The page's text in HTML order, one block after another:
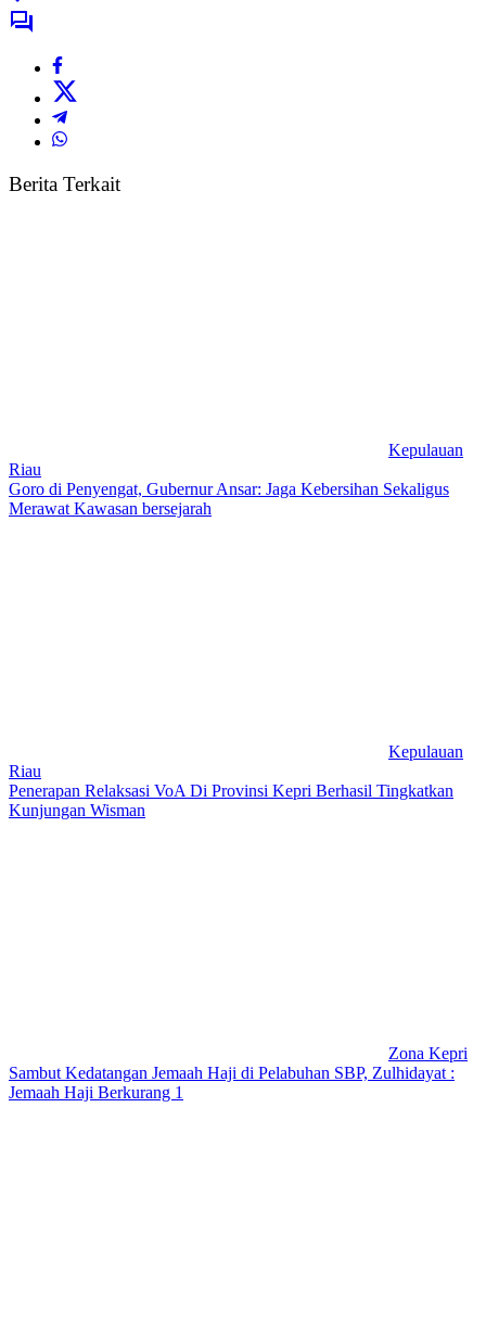
Berita Terkait
Kepulauan
Riau
Goro di Penyengat, Gubernur Ansar: Jaga Kebersihan Sekaligus
Merawat Kawasan bersejarah
Kepulauan
Riau
Penerapan Relaksasi VoA Di Provinsi Kepri Berhasil Tingkatkan
Kunjungan Wisman
Zona Kepri
Sambut Kedatangan Jemaah Haji di Pelabuhan SBP, Zulhidayat :
Jemaah Haji Berkurang 1